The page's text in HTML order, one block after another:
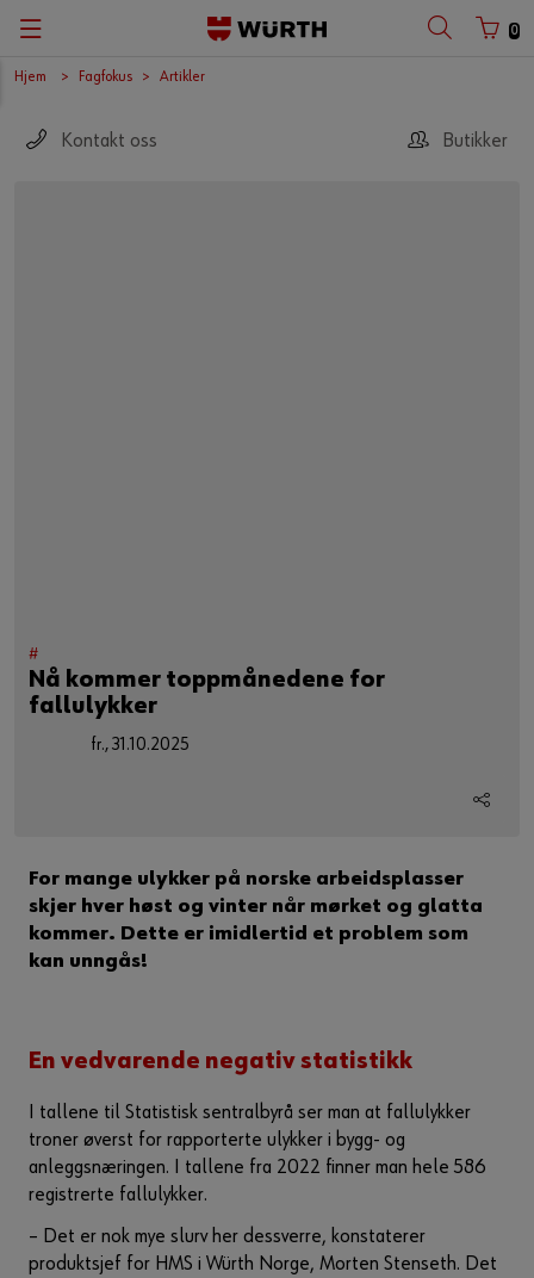
0
Hjem Fagfokus Artikler
Kontakt oss Butikker
#
Nå kommer toppmånedene for
fallulykker
fr., 31.10.2025
For mange ulykker på norske arbeidsplasser
skjer hver høst og vinter når mørket og glatta
kommer. Dette er imidlertid et problem som
kan unngås!
En vedvarende negativ statistikk
I tallene til Statistisk sentralbyrå ser man at fallulykker
troner øverst for rapporterte ulykker i bygg- og
anleggsnæringen. I tallene fra 2022 finner man hele 586
registrerte fallulykker.
– Det er nok mye slurv her dessverre, konstaterer
produktsjef for HMS i Würth Norge, Morten Stenseth. Det